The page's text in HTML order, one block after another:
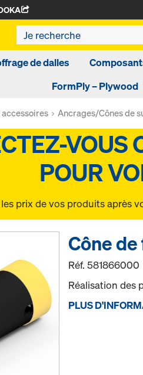
de dalles
FormPly – Plywood
Ancrages/Cônes de
prix de vos produits après
Cône
Réf.581866000
Réalisation des
PLUS